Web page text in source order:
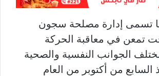
تسمى إدارة مصلحة سجون
تمعن في معاقبة الحركة
الجوانب النفسية والصحية
السابع من أكتوبر من العام